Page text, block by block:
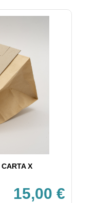
X
15,00 €